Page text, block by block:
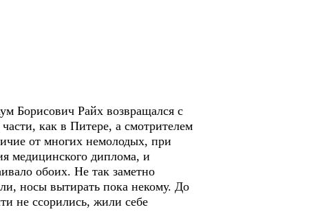
Борисович Райх возвращался с
как в Питере, а смотрителем
от многих немолодых, при
медицинского диплома, и
обоих. Не так заметно
носы вытирать пока некому. До
не ссорились, жили себе